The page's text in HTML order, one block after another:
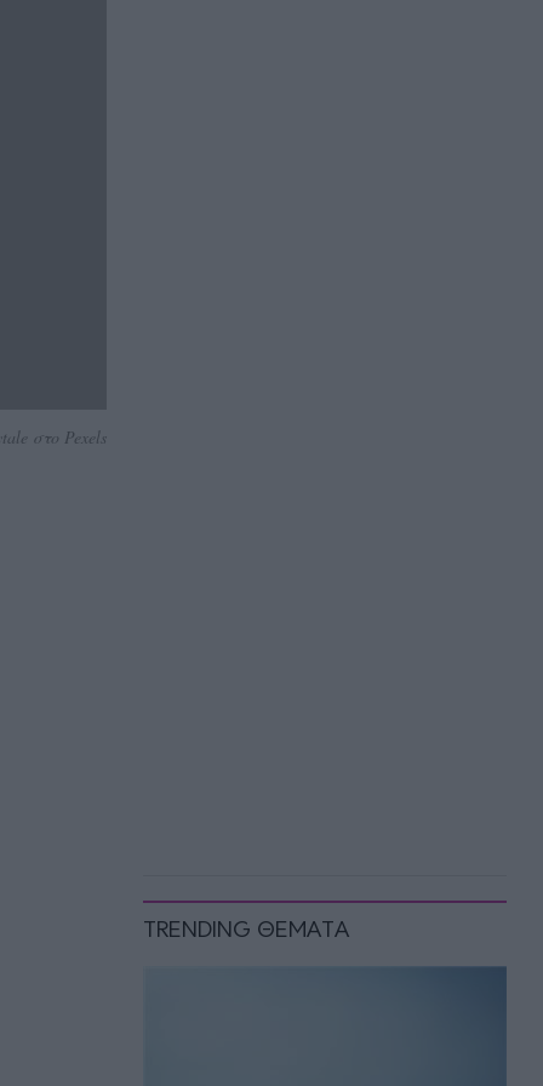
TRENDING ΘΕΜΑΤΑ
στο Pexels